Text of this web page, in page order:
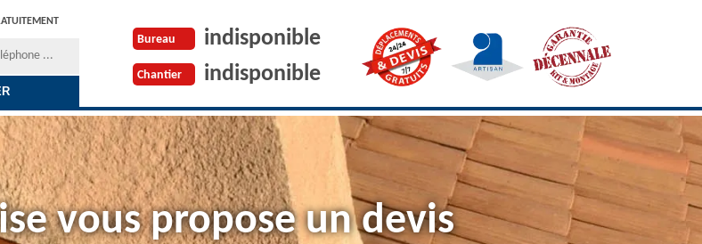
Bureau indisponible
Chantier indisponible
vous propose un devis